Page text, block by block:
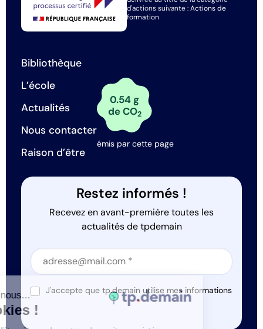
d'actions suivante :Actions de
formation
Bibliothèque
L’école
Actualités
Nous contacter
Raison d’être
0.54 g
de CO2
émis par cette page
Restez informés !
Recevez en avant-première toutes les
actualités de tpdemain
Section
Section
J'accepte que tp.demain utilise mes informations
*
Salut c'est nous...
les Cookies !